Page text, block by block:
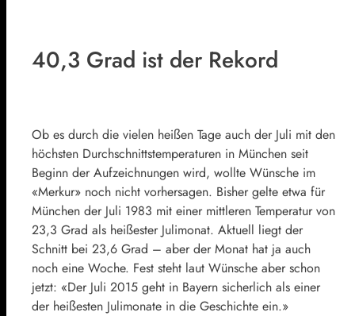
40,3 Grad ist der Rekord
Ob es durch die vielen heißen Tage auch der Juli mit den
höchsten Durchschnittstemperaturen in München seit
Beginn der Aufzeichnungen wird, wollte Wünsche im
«Merkur» noch nicht vorhersagen. Bisher gelte etwa für
München der Juli 1983 mit einer mittleren Temperatur von
23,3 Grad als heißester Julimonat. Aktuell liegt der
Schnitt bei 23,6 Grad – aber der Monat hat ja auch
noch eine Woche. Fest steht laut Wünsche aber schon
jetzt: «Der Juli 2015 geht in Bayern sicherlich als einer
der heißesten Julimonate in die Geschichte ein.»